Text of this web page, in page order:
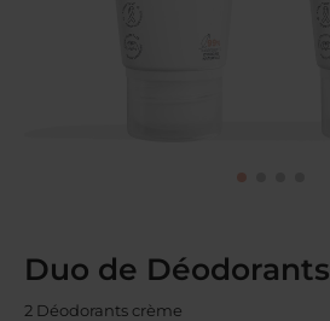
Duo de Déodorants
2 Déodorants crème